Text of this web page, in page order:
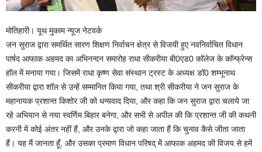
मोतिहारी। यूथ मुकाम न्यूज नेटवर्क
जन सुराज द्वारा समर्थित सारण शिक्षण निर्वाचन क्षेत्र से विजयी हुए नवनिर्वाचित विधान
पार्षद आफाक अहमद का अभिनन्दन समारोह राधा सीकरीया बी0एड0 कॉलेज के कॉन्फ्रेन्स
हॉल में मनाया गया। जिसमें राधा कृष्ण सेवा संस्थान ट्रस्ट के अध्यक्ष डॉ0 शम्भूनाथ
सीकरीया द्वारा शॉल से उन्हें सम्मानित किया गया, तथा श्री सीकरीया ने जन सुराज के
महानायक प्रशान्त किशोर जी को धन्यवाद दिया, और कहा कि जन सुराज द्वारा चलाये जा
रहे अभियान से नया स्वर्णिम बिहार बनेगा, और सभी से अपील की कि प्रशान्त जी की कथनी
करनी में कोई अंतर नहीं हैं, और उनके द्वारा जो कहा जाता हैं कि चुनाव कैसे जीता जाता
हैं। यह मैं जानता हूँ, और उसका प्रमाण विधान परिषद् में आफाक अहमद की विजय से हमें